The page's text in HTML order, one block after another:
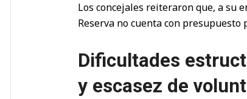
Los concejales reiteraron que, a su
Reserva no cuenta con
Dificultades
y escasez de